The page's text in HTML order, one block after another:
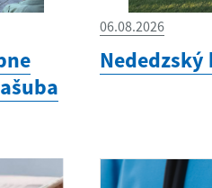
06.08.2026